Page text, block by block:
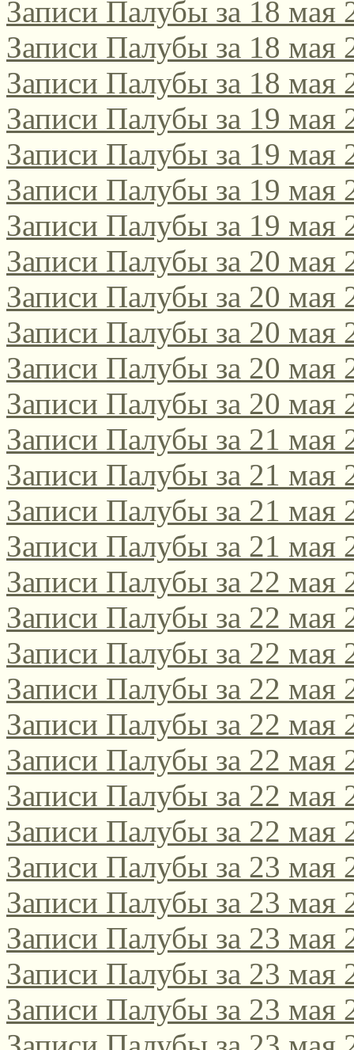
Записи Палубы за 18 мая
Записи Палубы за 18 мая
Записи Палубы за 18 мая
Записи Палубы за 19 мая
Записи Палубы за 19 мая
Записи Палубы за 19 мая
Записи Палубы за 19 мая
Записи Палубы за 20 мая
Записи Палубы за 20 мая
Записи Палубы за 20 мая
Записи Палубы за 20 мая
Записи Палубы за 20 мая
Записи Палубы за 21 мая
Записи Палубы за 21 мая
Записи Палубы за 21 мая
Записи Палубы за 21 мая
Записи Палубы за 22 мая
Записи Палубы за 22 мая
Записи Палубы за 22 мая
Записи Палубы за 22 мая
Записи Палубы за 22 мая
Записи Палубы за 22 мая
Записи Палубы за 22 мая
Записи Палубы за 22 мая
Записи Палубы за 23 мая
Записи Палубы за 23 мая
Записи Палубы за 23 мая
Записи Палубы за 23 мая
Записи Палубы за 23 мая